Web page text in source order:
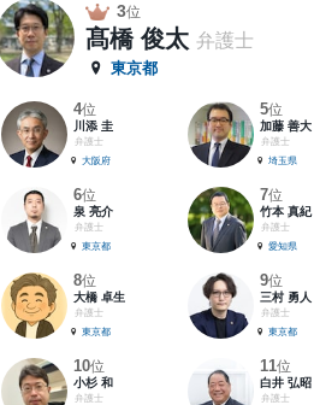
3位
髙橋 俊太 弁護士
東京都
4位
川添 圭
弁護士
大阪府
5位
加藤 善大
弁護士
埼玉県
6位
泉 亮介
弁護士
東京都
7位
竹本 真紀
弁護士
愛知県
8位
大橋 卓生
弁護士
東京都
9位
三村 勇人
弁護士
東京都
10位
小杉 和
弁護士
11位
白井 弘昭
弁護士